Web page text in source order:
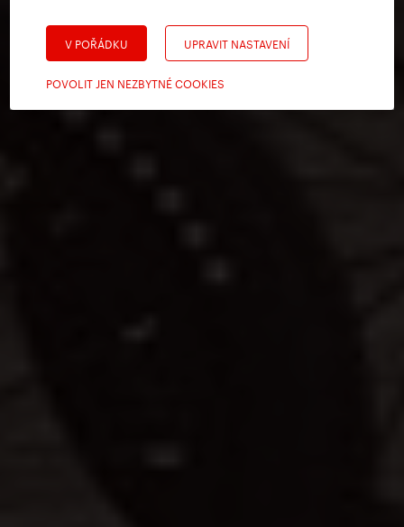
V POŘÁDKU UPRAVIT NASTAVENÍ
POVOLIT JEN NEZBYTNÉ COOKIES